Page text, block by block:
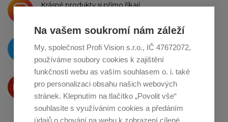
Na vašem soukromí nám záleží
My, společnost Profi Vision s.r.o., IČ 47672072,
používáme soubory cookies k zajištění
funkčnosti webu as vaším souhlasem o. i. také
pro personalizaci obsahu našich webových
stránek. Klepnutím na tlačítko „Povolit vše“
souhlasíte s využíváním cookies a předáním
údajů o chování na webu k zobrazení cílené
Krásné produkty si přímo říkají
O novinkách píšeme
naTwitteru
Produkty Vám představujeme
na Youtube